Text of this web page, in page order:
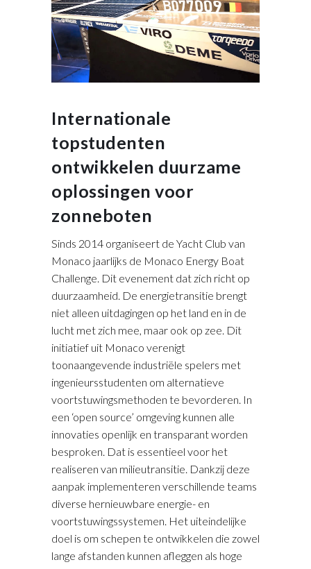
Internationale
topstudenten
ontwikkelen duurzame
oplossingen voor
zonneboten
Sinds 2014 organiseert de Yacht Club van
Monaco jaarlijks de Monaco Energy Boat
Challenge. Dit evenement dat zich richt op
duurzaamheid. De energietransitie brengt
niet alleen uitdagingen op het land en in de
lucht met zich mee, maar ook op zee. Dit
initiatief uit Monaco verenigt
toonaangevende industriële spelers met
ingenieursstudenten om alternatieve
voortstuwingsmethoden te bevorderen. In
een ‘open source’ omgeving kunnen alle
innovaties openlijk en transparant worden
besproken. Dat is essentieel voor het
realiseren van milieutransitie. Dankzij deze
aanpak implementeren verschillende teams
diverse hernieuwbare energie- en
voortstuwingssystemen. Het uiteindelijke
doel is om schepen te ontwikkelen die zowel
lange afstanden kunnen afleggen als hoge